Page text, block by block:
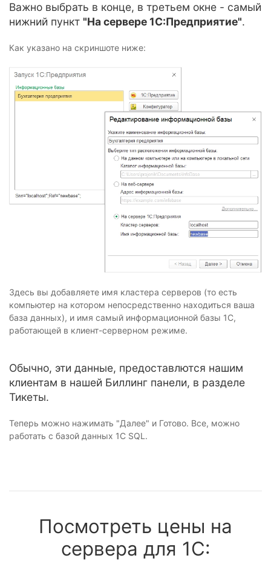
Важно выбрать в конце, в третьем окне - самый
нижний пункт "На сервере 1С:Предприятие".
Как указано на скриншоте ниже:
Здесь вы добавляете имя кластера серверов (то есть
компьютер на котором непосредственно находиться ваша
база данных), и имя самый информационной базы 1С,
работающей в клиент-серверном режиме.
Обычно, эти данные, предоставлются нашим
клиентам в нашей Биллинг панели, в разделе
Тикеты.
Теперь можно нажимать "Далее" и Готово. Все, можно
работать с базой данных 1C SQL.
Посмотреть цены на
сервера для 1С: